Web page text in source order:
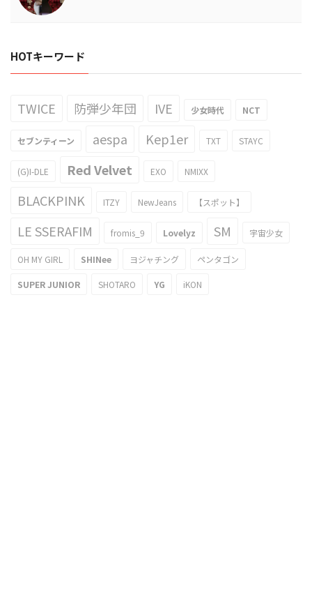
HOTキーワード
TWICE 防弾少年団 IVE 少女時代 NCT
セブンティーン aespa Kep1er TXT STAYC
(G)I-DLE Red Velvet EXO NMIXX
BLACKPINK ITZY NewJeans 【スポット】
LE SSERAFIM fromis_9 Lovelyz SM 宇宙少女
OH MY GIRL SHINee ヨジャチング ペンタゴン
SUPER JUNIOR SHOTARO YG iKON